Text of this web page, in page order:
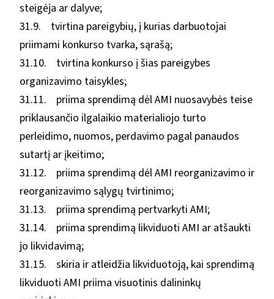
steigėja ar dalyve;
31.9. tvirtina pareigybių, į kurias darbuotojai
priimami konkurso tvarka, sąrašą;
31.10. tvirtina konkurso į šias pareigybes
organizavimo taisykles;
31.11. priima sprendimą dėl AMI nuosavybės teise
priklausančio ilgalaikio materialiojo turto
perleidimo, nuomos, perdavimo pagal panaudos
sutartį ar įkeitimo;
31.12. priima sprendimą dėl AMI reorganizavimo ir
reorganizavimo sąlygų tvirtinimo;
31.13. priima sprendimą pertvarkyti AMI;
31.14. priima sprendimą likviduoti AMI ar atšaukti
jo likvidavimą;
31.15. skiria ir atleidžia likviduotoją, kai sprendimą
likviduoti AMI priima visuotinis dalininkų